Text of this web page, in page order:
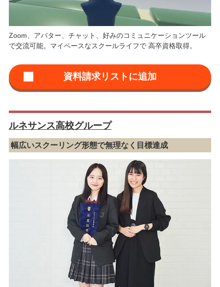
Zoom、アバター、チャット、好みのコミュニケーションツール
で交流可能。マイペースなスクールライフで 高卒資格取得。
ルネサンス高校グループ
幅広いスクーリング形態で無理なく目標達成